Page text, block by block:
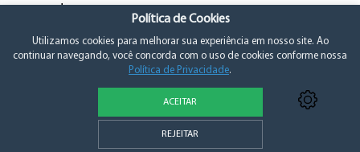
Política de Privacidade e Consentimento
Política de Cookies
Utilizamos cookies para melhorar sua experiência em nosso site. Ao
continuar navegando, você concorda com o uso de cookies conforme nossa
Política de Privacidade.
ACEITAR
REJEITAR